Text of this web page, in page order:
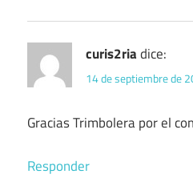
curis2riadice:
14 de septiembre de
Gracias Trimbolera por el
Responder